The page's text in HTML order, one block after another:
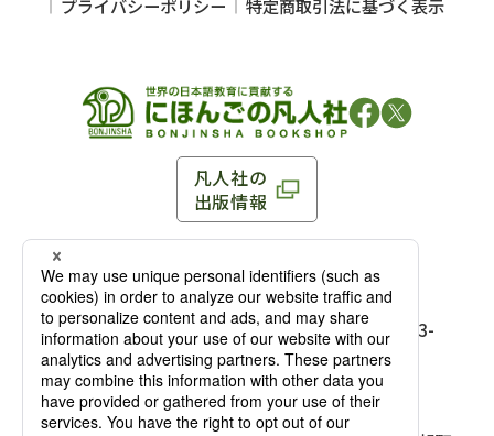
凡人社の
出版情報
〒102-0093 東京都千代田区平河町 1-3-13 8F
TEL：03-3263-3959／FAX：03-3263-3116
麹町店
〒102-0093 東京都千代田区平河町1-3-
13 8F［アクセス］
TEL：03-3239-8673／FAX：03-3263-
3116
プライバシーポリシー
特定商取引法に基づく表示